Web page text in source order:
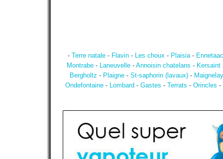
- Terre natale- Flavin- Les choux- Plaisia-
Montrabe- Laneuvelle- Annoisin chatelans - Kersaint
Bergholtz - Plaigne - St-saphorin (lavaux) -
Ondefontaine- Lombard - Gastes - Terrats - Orincles -